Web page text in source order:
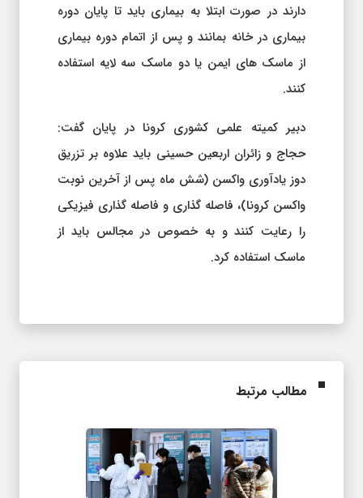
دارند در صورت ابتلا به بیماری باید تا پایان دوره
بیماری در خانه بمانند و پس از اتمام دوره بیماری
از ماسک های ایمن یا دو ماسک سه لایه استفاده
کنند.
دبیر کمیته علمی کشوری کرونا در پایان گفت:
حجاج و زائران اربعین حسینی باید علاوه بر تزریق
دوز یادآوری واکسن (شش ماه پس از آخرین نوبت
واکسن کرونا)، فاصله گذاری و فاصله گذاری فیزیکی
را رعایت کنند و به خصوص در مجالس باید از
ماسک استفاده کرد.
مطالب مرتبط